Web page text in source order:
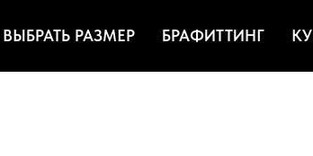
ВЫБРАТЬ РАЗМЕР БРАФИТТИНГ